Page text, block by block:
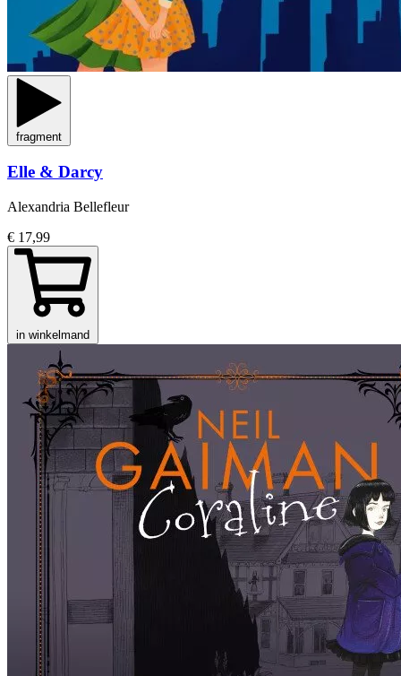
fragment
Elle & Darcy
Alexandria Bellefleur
€ 17,99
in winkelmand